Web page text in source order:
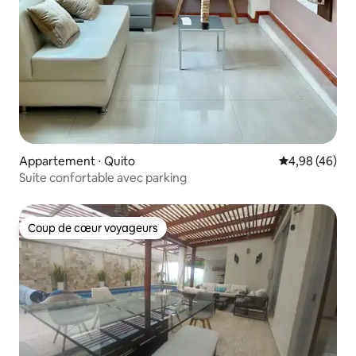
Appartement ⋅ Quito Évaluation
4,98 (46)
Suite confortable avec parking
Coup de cœur voyageurs
Coup de cœur voyageurs